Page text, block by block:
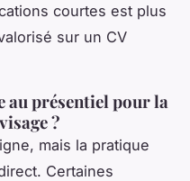
courtes est plus
sur un CV
présentiel pour la
?
mais la pratique
Certaines